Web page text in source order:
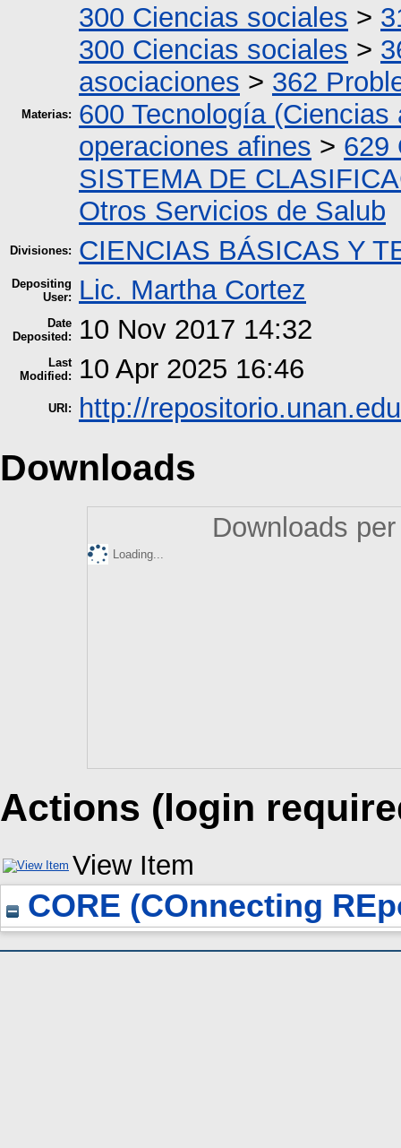
Materias:
300 Ciencias sociales >
300 Ciencias sociales >
asociaciones > 362
600 Tecnología (Ciencias
operaciones afines > 629
SISTEMA DE
Otros Servicios de Salub
Divisiones: CIENCIAS BÁSICAS Y
Depositing
User:
Lic. Martha Cortez
Date
Deposited:
10 Nov 2017 14:32
Last
Modified:
10 Apr 2025 16:46
URI: http://
Downloads
Downloads
Loading...
Actions (login
View Item
CORE (COnnecting